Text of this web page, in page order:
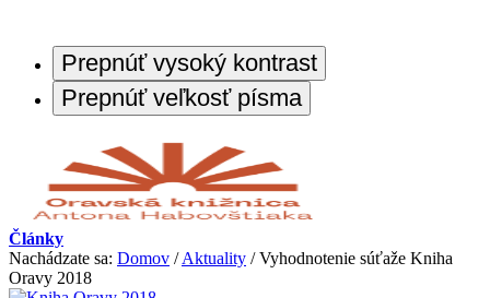
Prepnúť vysoký kontrast
Prepnúť veľkosť písma
Články
Nachádzate sa: Domov / Aktuality / Vyhodnotenie súťaže Kniha
Oravy 2018